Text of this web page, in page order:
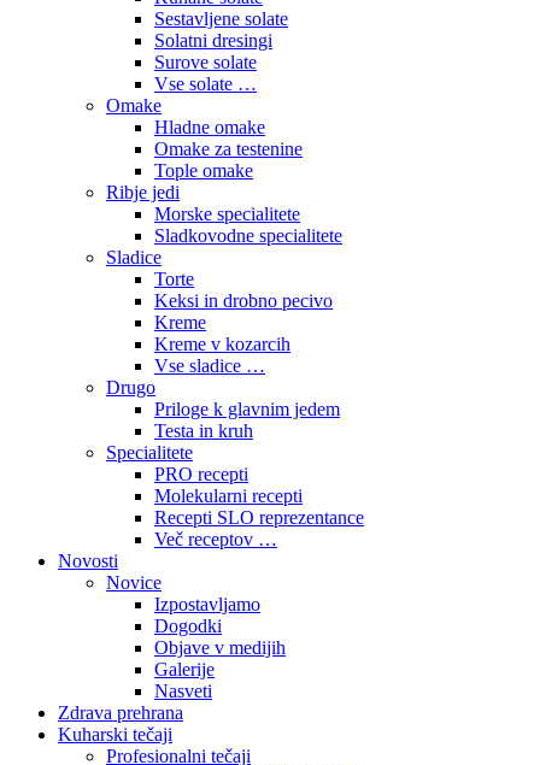
Sestavljene solate
Solatni dresingi
Surove solate
Vse solate …
Omake
Hladne omake
Omake za testenine
Tople omake
Ribje jedi
Morske specialitete
Sladkovodne specialitete
Sladice
Torte
Keksi in drobno pecivo
Kreme
Kreme v kozarcih
Vse sladice …
Drugo
Priloge k glavnim jedem
Testa in kruh
Specialitete
PRO recepti
Molekularni recepti
Recepti SLO reprezentance
Več receptov …
Novosti
Novice
Izpostavljamo
Dogodki
Objave v medijih
Galerije
Nasveti
Zdrava prehrana
Kuharski tečaji
Profesionalni tečaji